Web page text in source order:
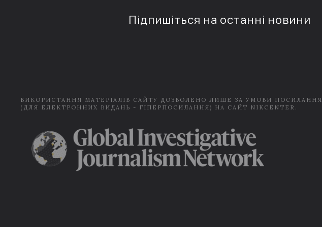
Підпишіться на останні новини
ВИКОРИСТАННЯ МАТЕРІАЛІВ САЙТУ ДОЗВОЛЕНО ЛИШЕ ЗА УМОВИ ПОСИЛАННЯ
(ДЛЯ ЕЛЕКТРОННИХ ВИДАНЬ - ГІПЕРПОСИЛАННЯ) НА САЙТ NIKCENTER.